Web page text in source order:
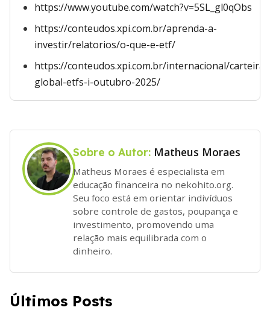
https://www.youtube.com/watch?v=5SL_gl0qObs
https://conteudos.xpi.com.br/aprenda-a-
investir/relatorios/o-que-e-etf/
https://conteudos.xpi.com.br/internacional/
global-etfs-i-outubro-2025/
Sobre o Autor: Matheus Moraes
Matheus Moraes é especialista em
educação financeira no nekohito.org.
Seu foco está em orientar indivíduos
sobre controle de gastos, poupança e
investimento, promovendo uma
relação mais equilibrada com o
dinheiro.
Últimos Posts